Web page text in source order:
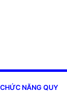
NĂNG QUY